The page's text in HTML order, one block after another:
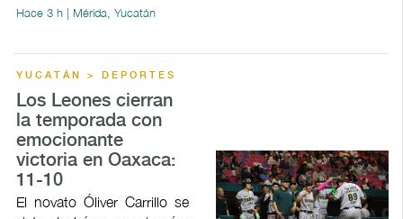
Hace 3 h | Mérida, Yucatán
YUCATÁN > DEPORTES
Los Leones cierran
la temporada con
emocionante
victoria en Oaxaca:
11-10
El novato Óliver Carrillo se